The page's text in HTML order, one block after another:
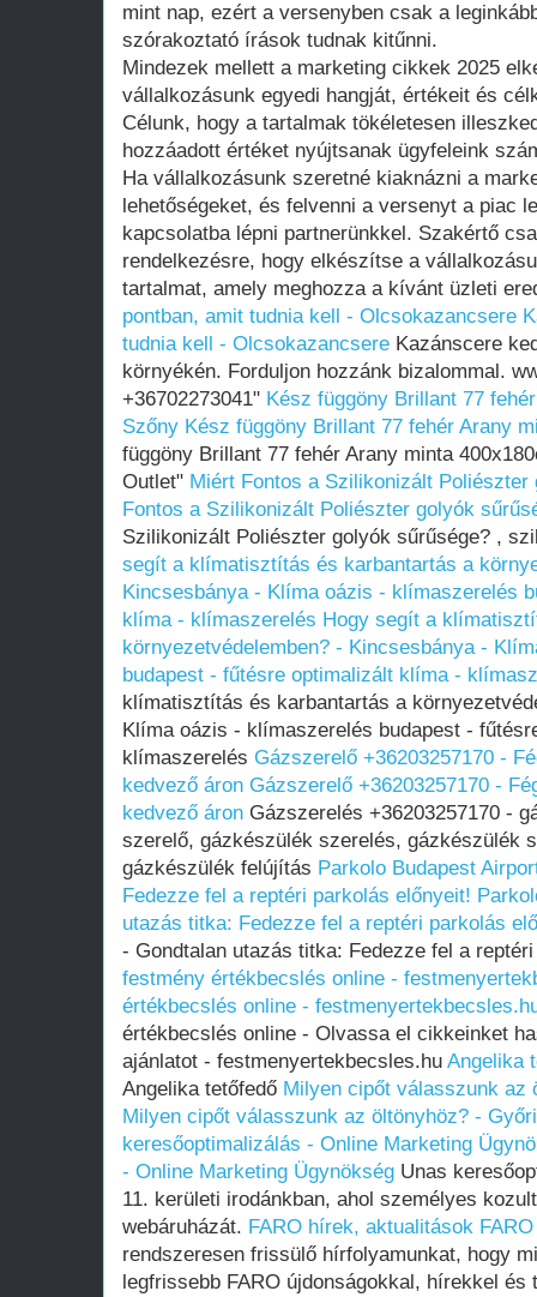
mint nap, ezért a versenyben csak a
szórakoztató írások tudnak kitűnni.
Mindezek mellett a marketing cikkek 2025
vállalkozásunk egyedi hangját, értékeit és
Célunk, hogy a tartalmak tökéletesen
hozzáadott értéket nyújtsanak ügyfeleink
Ha vállalkozásunk szeretné kiaknázni a
lehetőségeket, és felvenni a versenyt a piac
kapcsolatba lépni partnerünkkel. Szakértő
rendelkezésre, hogy elkészítse a
tartalmat, amely meghozza a kívánt üzleti
pontban, amit tudnia kell - Olcsokazancsere
tudnia kell - Olcsokazancsere Kazánscere
környékén. Forduljon hozzánk bizalommal.
+36702273041" Kész függöny Brillant 77
Szőny Kész függöny Brillant 77 fehér Arany
függöny Brillant 77 fehér Arany minta
Outlet" Miért Fontos a Szilikonizált Poliészter
Fontos a Szilikonizált Poliészter golyók
Szilikonizált Poliészter golyók sűrűsége? ,
segít a klímatisztítás és karbantartás a
Kincsesbánya - Klíma oázis - klímaszerelés
klíma - klímaszerelés Hogy segít a
környezetvédelemben? - Kincsesbánya -
budapest - fűtésre optimalizált klíma -
klímatisztítás és karbantartás a
Klíma oázis - klímaszerelés budapest -
klímaszerelés Gázszerelő +36203257170 -
kedvező áron Gázszerelő +36203257170 -
kedvező áron Gázszerelés +36203257170 -
szerelő, gázkészülék szerelés, gázkészülék
gázkészülék felújítás Parkolo Budapest
Fedezze fel a reptéri parkolás előnyeit!
utazás titka: Fedezze fel a reptéri parkolás
- Gondtalan utazás titka: Fedezze fel a
festmény értékbecslés online -
értékbecslés online -
értékbecslés online - Olvassa el cikkeinket
ajánlatot - festmenyertekbecsles.hu Angelika
Angelika tetőfedő Milyen cipőt válasszunk az
Milyen cipőt válasszunk az öltönyhöz? -
keresőoptimalizálás - Online Marketing
- Online Marketing Ügynökség Unas
11. kerületi irodánkban, ahol személyes
webáruházát. FARO hírek, aktualitások
rendszeresen frissülő hírfolyamunkat, hogy
legfrissebb FARO újdonságokkal, hírekkel és